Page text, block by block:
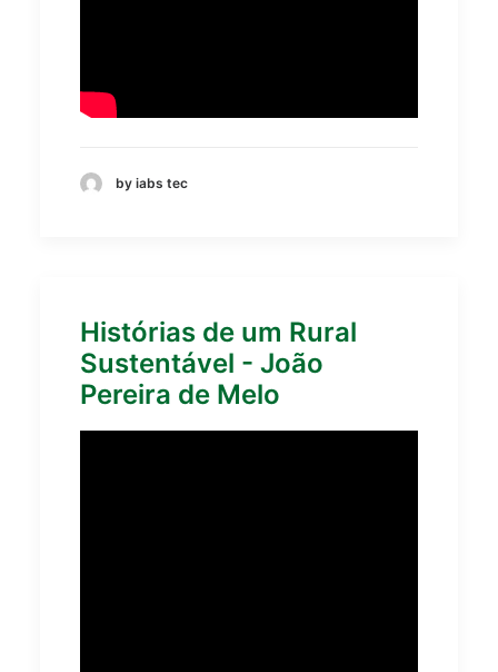
by iabs tec
Histórias de um Rural
Sustentável - João
Pereira de Melo